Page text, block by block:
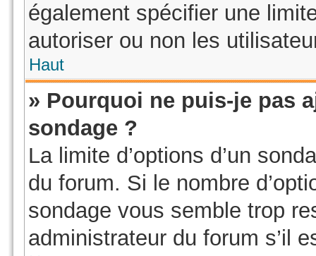
également spécifier une
autoriser ou non les
Haut
» Pourquoi ne puis-je pas
sondage ?
La limite d’options d’un
du forum. Si le nombre
sondage vous semble trop
administrateur du forum s’il